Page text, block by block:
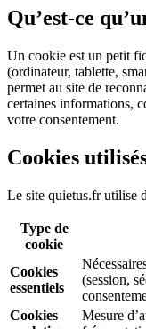
Qu’est-ce
Un cookie est un petit
(ordinateur, tablette,
permet au site de
certaines informations,
votre consentement.
Cookies
Le site quietus.fr utilise
Type de
cookie
Cookies
essentiels
(session,
Cookies
Mesure